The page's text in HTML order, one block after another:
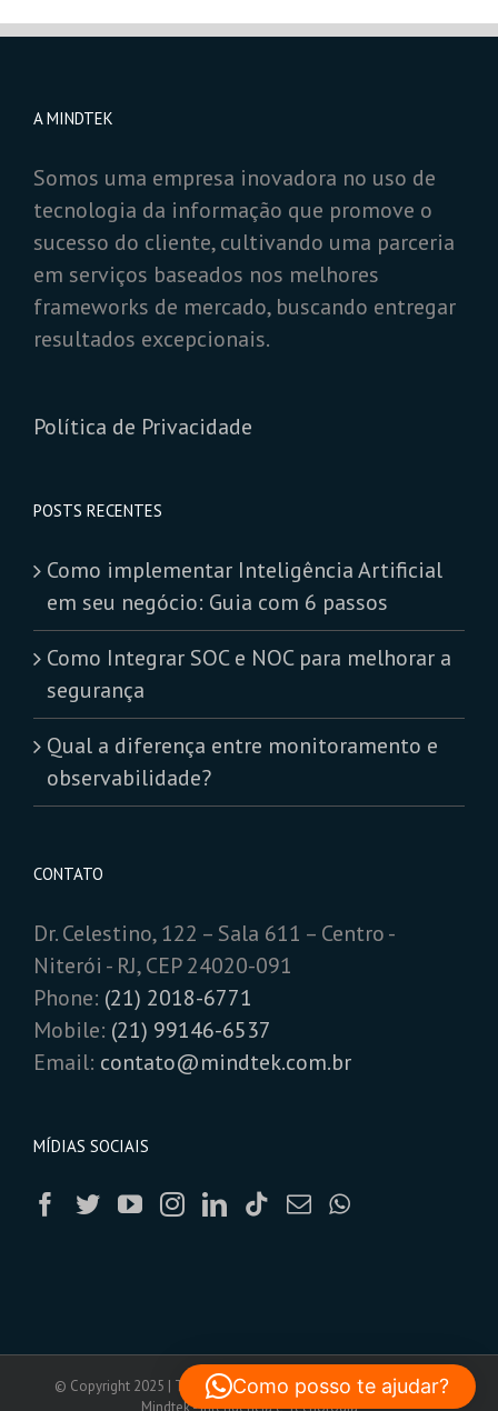
A MINDTEK
Somos uma empresa inovadora no uso de
tecnologia da informação que promove o
sucesso do cliente, cultivando uma parceria
em serviços baseados nos melhores
frameworks de mercado, buscando entregar
resultados excepcionais.
Política de Privacidade
POSTS RECENTES
Como implementar Inteligência Artificial
em seu negócio: Guia com 6 passos
Como Integrar SOC e NOC para melhorar a
segurança
Qual a diferença entre monitoramento e
observabilidade?
CONTATO
Dr. Celestino, 122 – Sala 611 – Centro -
Niterói - RJ, CEP 24020-091
Phone: (21) 2018-6771
Mobile: (21) 99146-6537
Email: contato@mindtek.com.br
MÍDIAS SOCIAIS
© Copyright 2025 | Todos os Direitos Reservados | Powered by
Como posso te ajudar?